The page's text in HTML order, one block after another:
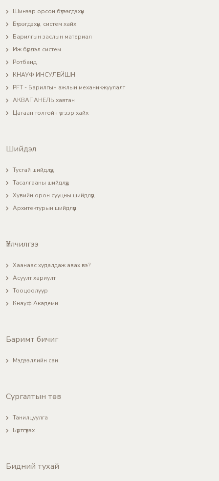
Шинээр орсон бүтээгдэхүүн
Бүтээгдэхүүн, систем хайх
Барилгын заслын материал
Иж бүрдэл систем
Ротбанд
КНАУФ ИНСУЛЕЙШН
PFT - Барилгын ажлын механикжуулалт
АКВАПАНЕЛЬ хавтан
Цагаан толгойн үсгээр хайх
Шийдэл
Тусгай шийдлүүд
Тасалгааны шийдлүүд
Хувийн орон сууцны шийдлүүд
Архитектурын шийдлүүд
Үйлчилгээ
Хаанаас худалдаж авах вэ?
Асуулт хариулт
Тооцоолуур
Кнауф Академи
Баримт бичиг
Мэдээллийн сан
Сургалтын төв
Танилцуулга
Бүртгүүлэх
Бидний тухай